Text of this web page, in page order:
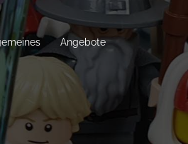
Angebote